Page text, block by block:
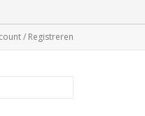
/ Registreren